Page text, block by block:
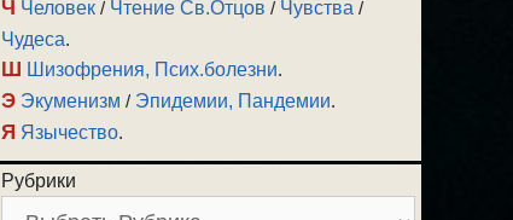
Ч Человек / Чтение Св.Отцов / Чувства /
Чудеса.
Ш Шизофрения, Псих.болезни.
Э Экуменизм / Эпидемии, Пандемии.
Я Язычество.
Рубрики